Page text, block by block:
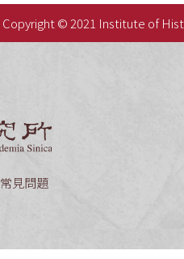
Copyright © 2021 Institute of
常見問題